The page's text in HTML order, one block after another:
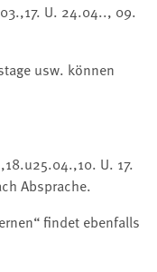
U. 24.04.., 09.
usw. können
U. 17.
Absprache.
findet ebenfalls